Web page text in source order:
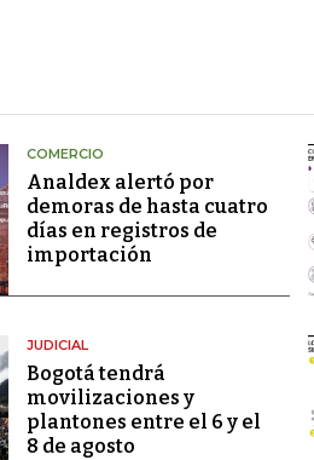
COMERCIO
Analdex alertó por
demoras de hasta cuatro
días en registros de
importación
JUDICIAL
Bogotá tendrá
movilizaciones y
plantones entre el 6 y el
8 de agosto